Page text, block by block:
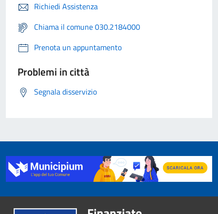
Richiedi Assistenza
Chiama il comune 030.2184000
Prenota un appuntamento
Problemi in città
Segnala disservizio